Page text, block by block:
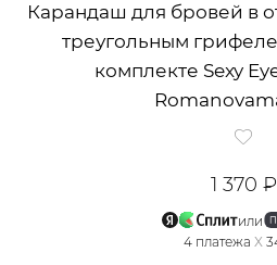
Карандаш для бровей в
треугольным
комплекте Sexy
1 370 ₽
или
4 платежа X